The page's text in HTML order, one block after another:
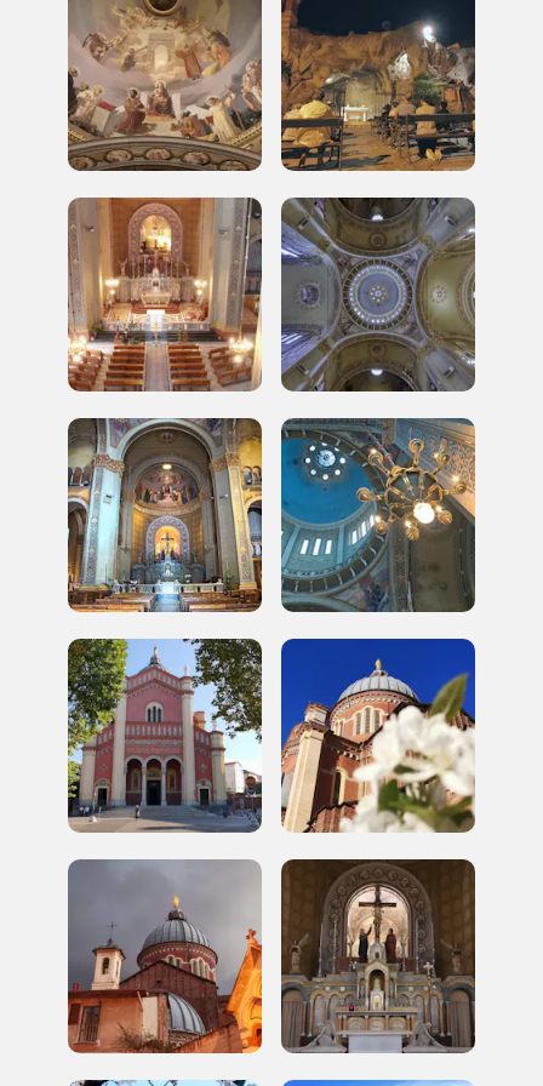
organizzati
REGISTRATI
Regalati 365 giorni di arte e cultura nell'Italia
più bella, risparmiando.
ISCRIVITI AL FAI
Ingresso gratuito
nei Beni FAI tutto l'anno
Gratis
Museo
Sansevero
Napoli
Palazzo Strozzi
Gallerie
Milano
Tutto questo non
sarebbe possibile